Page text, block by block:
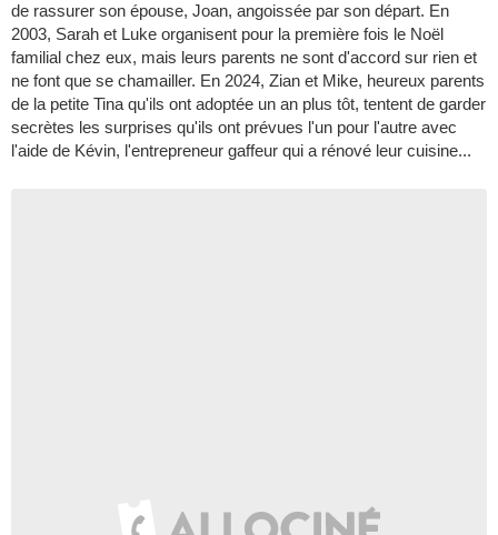
de rassurer son épouse, Joan, angoissée par son départ. En
2003, Sarah et Luke organisent pour la première fois le Noël
familial chez eux, mais leurs parents ne sont d'accord sur rien et
ne font que se chamailler. En 2024, Zian et Mike, heureux parents
de la petite Tina qu'ils ont adoptée un an plus tôt, tentent de garder
secrètes les surprises qu'ils ont prévues l'un pour l'autre avec
l'aide de Kévin, l'entrepreneur gaffeur qui a rénové leur cuisine...